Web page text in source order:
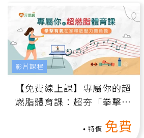
【免費線上課】專屬你的超
燃脂體育課：超夯「拳擊有
特價 免費
影片課程